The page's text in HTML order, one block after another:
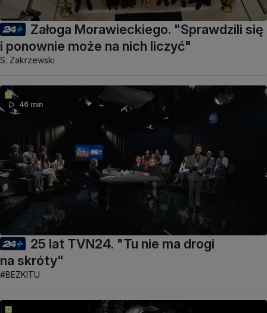
Załoga Morawieckiego. "Sprawdzili się
i ponownie może na nich liczyć"
S. Zakrzewski
46 min
25 lat TVN24. "Tu nie ma drogi
na skróty"
#BEZKITU